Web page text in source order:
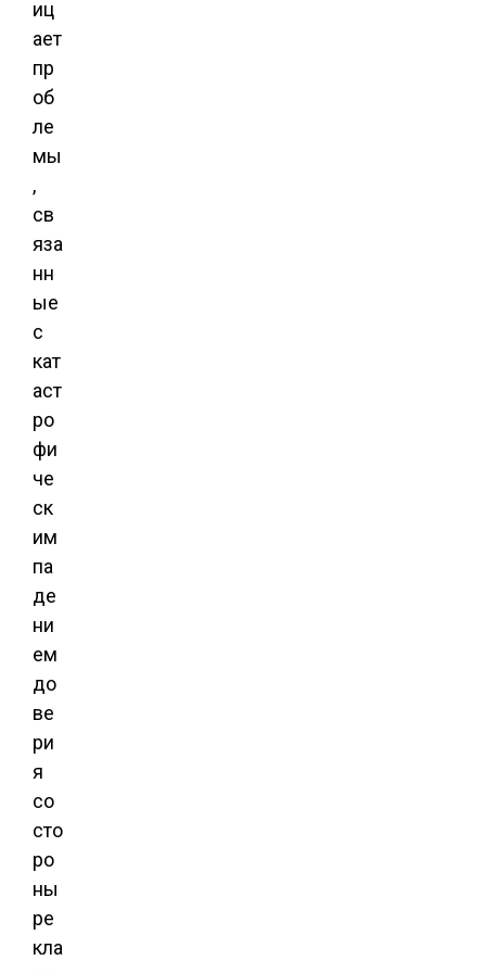
иц
ает
пр
об
ле
мы
,
св
яза
нн
ые
с
кат
аст
ро
фи
че
ск
им
па
де
ни
ем
до
ве
ри
я
со
сто
ро
ны
ре
кла